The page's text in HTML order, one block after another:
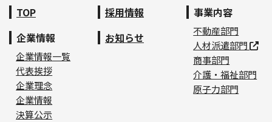
TOP
企業情報
企業情報一覧
代表挨拶
企業理念
企業情報
決算公示
採用情報
お知らせ
事業内容
不動産部門
人材派遣部門
商事部門
介護・福祉部門
原子力部門